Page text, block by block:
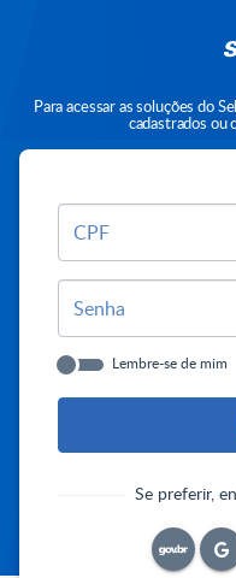
Para acessar as soluções do
cadastrados ou
CPF
Senha
Lembre-se de mim
Se preferir,